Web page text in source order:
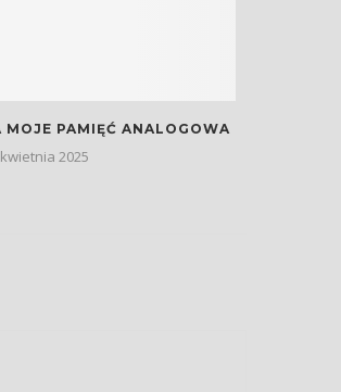
MOJE PAMIĘĆ ANALOGOWA
2025